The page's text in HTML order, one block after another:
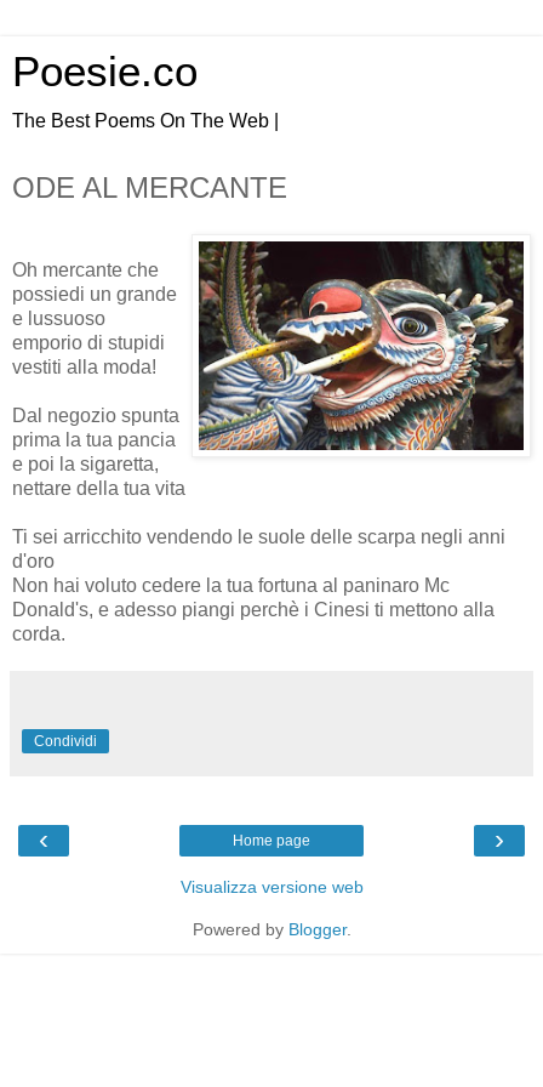
Poesie.co
The Best Poems On The Web |
ODE AL MERCANTE
Oh mercante che
possiedi un grande
e lussuoso
emporio di stupidi
vestiti alla moda!
Dal negozio spunta
prima la tua pancia
e poi la sigaretta,
nettare della tua vita
Ti sei arricchito vendendo le suole delle scarpa negli anni
d'oro
Non hai voluto cedere la tua fortuna al paninaro Mc
Donald's, e adesso piangi perchè i Cinesi ti mettono alla
corda.
Condividi
‹ ›
Home page
Visualizza versione web
Powered by Blogger.